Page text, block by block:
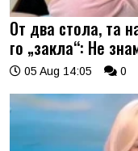
От два стола, та
го „закла“: Не
05 Aug 14:05 0